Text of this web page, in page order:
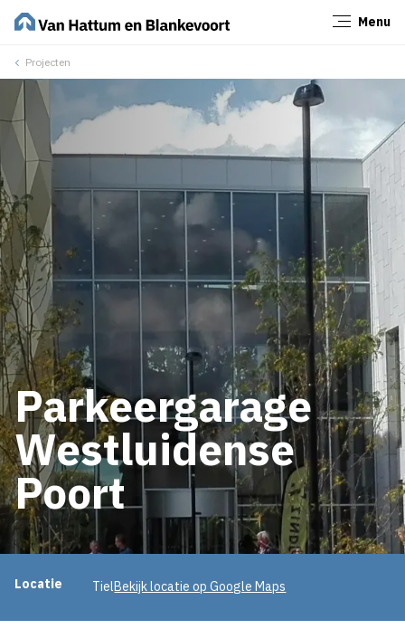
Menu
Projecten
Parkeergarage
Westluidense
Poort
Projectinformatie
Locatie TielBekijk locatie op Google Maps
Sluiten